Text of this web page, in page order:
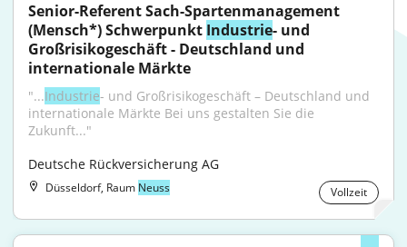
Senior-Referent Sach-Spartenmanagement
(Mensch*) Schwerpunkt Industrie- und
Großrisikogeschäft - Deutschland und
internationale Märkte
"...Industrie- und Großrisikogeschäft – Deutschland und
internationale Märkte Bei uns gestalten Sie die
Zukunft..."
Deutsche Rückversicherung AG
Düsseldorf, Raum Neuss Vollzeit